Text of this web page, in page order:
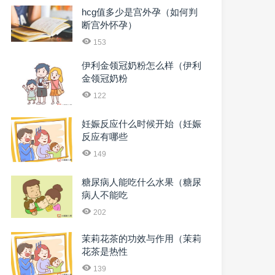
hcg值多少是宫外孕（如何判
断宫外怀孕）
153
伊利金领冠奶粉怎么样（伊利
金领冠奶粉
122
妊娠反应什么时候开始（妊娠
反应有哪些
149
糖尿病人能吃什么水果（糖尿
病人不能吃
202
茉莉花茶的功效与作用（茉莉
花茶是热性
139